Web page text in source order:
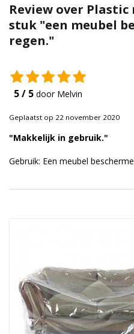
Review over
stuk "een meubel
regen."
5 / 5 door Melvin
Geplaatst op 22 november 2020
"Makkelijk in gebruik."
Gebruik: Een meubel